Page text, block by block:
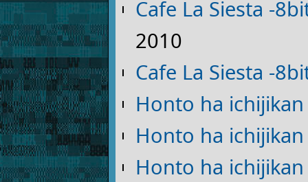
Cafe La Siesta -
2010
Cafe La Siesta -
Honto ha
Honto ha
Honto ha